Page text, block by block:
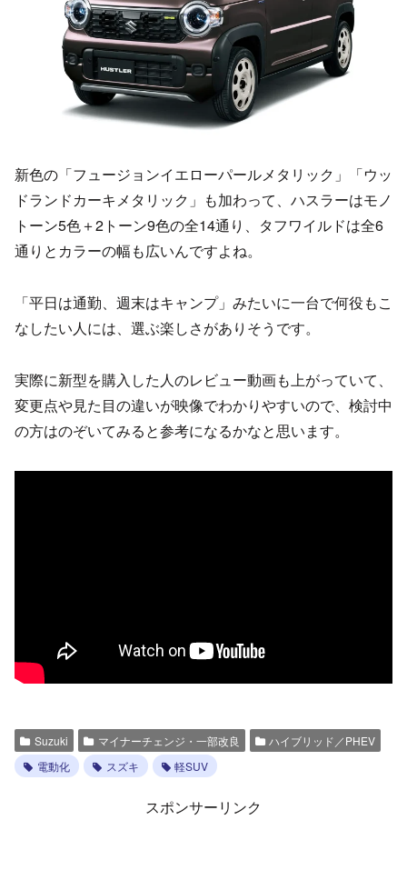
新色の「フュージョンイエローパールメタリック」「ウッ
ドランドカーキメタリック」も加わって、ハスラーはモノ
トーン5色＋2トーン9色の全14通り、タフワイルドは全6
通りとカラーの幅も広いんですよね。
「平日は通勤、週末はキャンプ」みたいに一台で何役もこ
なしたい人には、選ぶ楽しさがありそうです。
実際に新型を購入した人のレビュー動画も上がっていて、
変更点や見た目の違いが映像でわかりやすいので、検討中
の方はのぞいてみると参考になるかなと思います。
Suzuki マイナーチェンジ・一部改良
ハイブリッド／PHEV
電動化
スズキ 軽SUV
スポンサーリンク